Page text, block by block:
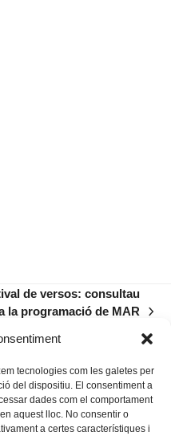
tecnologies com les galetes per
del dispositiu. El consentiment a
dades com el comportament
aquest lloc. No consentir o
a certes característiques i
de versos: consultau
la programació de MAR